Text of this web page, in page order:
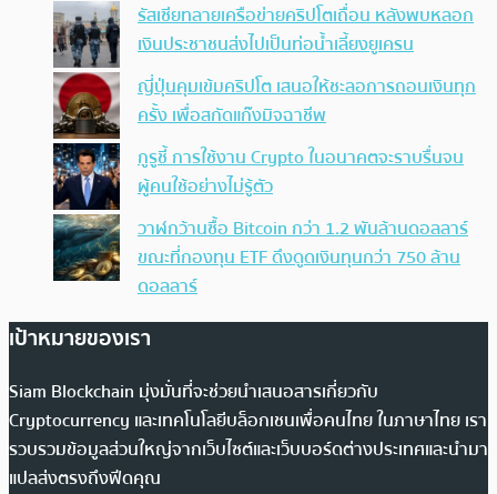
รัสเซียทลายเครือข่ายคริปโตเถื่อน หลังพบหลอก
เงินประชาชนส่งไปเป็นท่อน้ำเลี้ยงยูเครน
ญี่ปุ่นคุมเข้มคริปโต เสนอให้ชะลอการถอนเงินทุก
ครั้ง เพื่อสกัดแก๊งมิจฉาชีพ
กูรูชี้ การใช้งาน Crypto ในอนาคตจะราบรื่นจน
ผู้คนใช้อย่างไม่รู้ตัว
วาฬกว้านซื้อ Bitcoin กว่า 1.2 พันล้านดอลลาร์
ขณะที่กองทุน ETF ดึงดูดเงินทุนกว่า 750 ล้าน
ดอลลาร์
เป้าหมายของเรา
Siam Blockchain มุ่งมั่นที่จะช่วยนำเสนอสารเกี่ยวกับ
Cryptocurrency และเทคโนโลยีบล็อกเชนเพื่อคนไทย ในภาษาไทย เรา
รวบรวมข้อมูลส่วนใหญ่จากเว็บไซต์และเว็บบอร์ดต่างประเทศและนำมา
แปลส่งตรงถึงฟีดคุณ